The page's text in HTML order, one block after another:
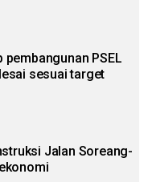
pembangunan PSEL
sesuai target